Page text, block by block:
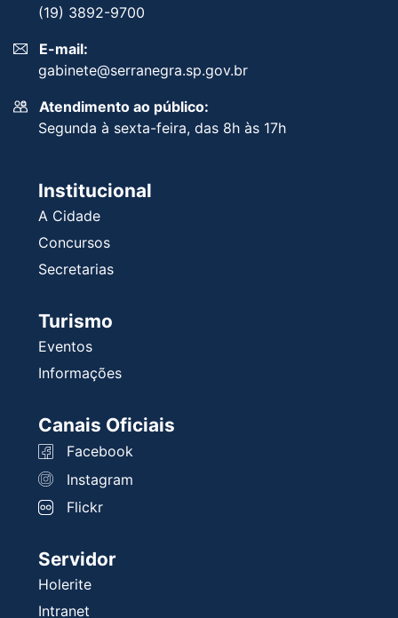
(19) 3892-9700
E-mail:
gabinete@serranegra.sp.gov.br
Atendimento ao público:
Segunda à sexta-feira, das 8h às 17h
Institucional
A Cidade
Concursos
Secretarias
Turismo
Eventos
Informações
Canais Oficiais
Facebook
Instagram
Flickr
Servidor
Holerite
Intranet